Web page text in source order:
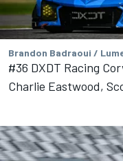
Brandon Badraoui /
#36 DXDT Racing
Charlie Eastwood,